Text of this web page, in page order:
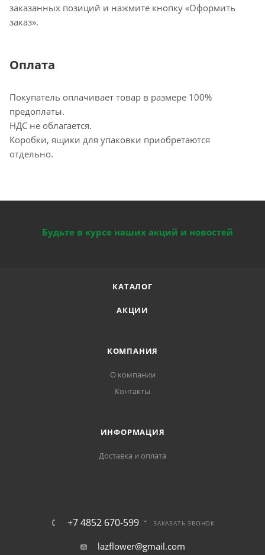
заказанных позиций и нажмите кнопку «Оформить
заказ».
Оплата
Покупатель оплачивает товар в размере 100%
предоплаты.
НДС не облагается.
Коробки, ящики для упаковки приобретаются
отдельно.
Будьте в курсе наших акций и новостей
КАТАЛОГ
АКЦИИ
КОМПАНИЯ
О компании
Контакты
ИНФОРМАЦИЯ
Доставка и оплата
+7 4852 670-599 ЗАКАЗАТЬ ЗВОНОК
lazflower@gmail.com